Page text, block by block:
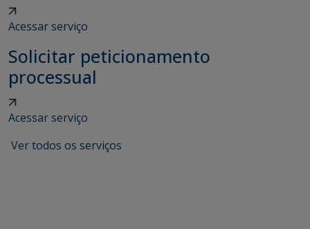
Acessar serviço
Solicitar peticionamento
processual
Acessar serviço
Ver todos os serviços